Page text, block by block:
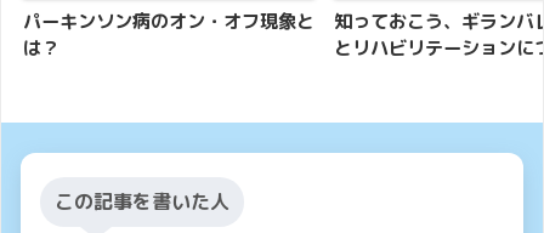
パーキンソン病のオン・オフ現象と
は？
知っておこう、ギランバ
とリハビリテーションに
この記事を書いた人